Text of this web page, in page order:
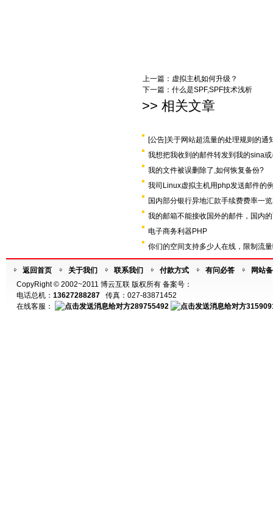
上一篇： 虚拟主机如何升级？
下一篇： 什么是SPF,SPF技术浅析
>> 相关文章
[公告]关于网站超流量的处理规则的通
我想把我收到的邮件转发到我的sina
我的文件被误删除了,如何恢复备份?
我司Linux虚拟主机用php发送邮件的
国内部分银行异地汇款手续费费率一览
我的邮箱不能接收国外的邮件，国内
电子商务利器PHP
你们的空间支持多少人在线，限制流
返回首页 关于我们 联系我们 付款方式 有问必答
网站
CopyRight © 2002~2011 博云互联 版权所有 备案号：
电话总机： 13627288287 传真：027-83871452
在线客服：
289755492